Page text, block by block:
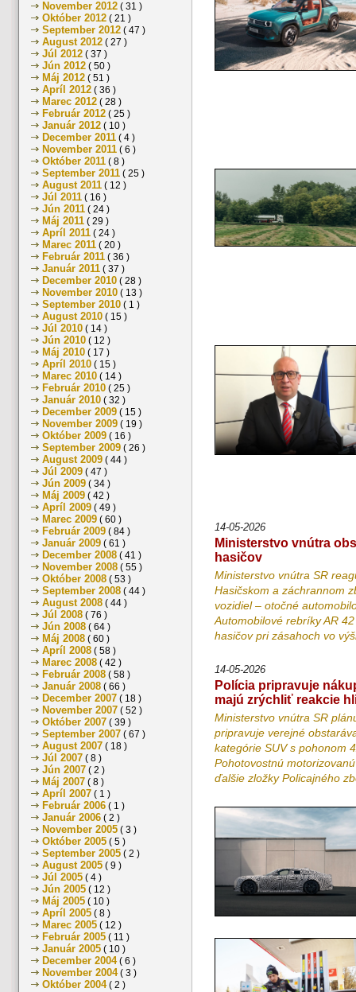
November 2012 ( 31 )
Október 2012 ( 21 )
September 2012 ( 47 )
August 2012 ( 27 )
Júl 2012 ( 37 )
Jún 2012 ( 50 )
Máj 2012 ( 51 )
Apríl 2012 ( 36 )
Marec 2012 ( 28 )
Február 2012 ( 25 )
Január 2012 ( 10 )
December 2011 ( 4 )
November 2011 ( 6 )
Október 2011 ( 8 )
September 2011 ( 25 )
August 2011 ( 12 )
Júl 2011 ( 16 )
Jún 2011 ( 24 )
Máj 2011 ( 29 )
Apríl 2011 ( 24 )
Marec 2011 ( 20 )
Február 2011 ( 36 )
Január 2011 ( 37 )
December 2010 ( 28 )
November 2010 ( 13 )
September 2010 ( 1 )
August 2010 ( 15 )
Júl 2010 ( 14 )
Jún 2010 ( 12 )
Máj 2010 ( 17 )
Apríl 2010 ( 15 )
Marec 2010 ( 14 )
Február 2010 ( 25 )
Január 2010 ( 32 )
December 2009 ( 15 )
November 2009 ( 19 )
Október 2009 ( 16 )
September 2009 ( 26 )
August 2009 ( 44 )
Júl 2009 ( 47 )
Jún 2009 ( 34 )
Máj 2009 ( 42 )
Apríl 2009 ( 49 )
Marec 2009 ( 60 )
Február 2009 ( 84 )
Január 2009 ( 61 )
December 2008 ( 41 )
November 2008 ( 55 )
Október 2008 ( 53 )
September 2008 ( 44 )
August 2008 ( 44 )
Júl 2008 ( 76 )
Jún 2008 ( 64 )
Máj 2008 ( 60 )
Apríl 2008 ( 58 )
Marec 2008 ( 42 )
Február 2008 ( 58 )
Január 2008 ( 66 )
December 2007 ( 18 )
November 2007 ( 52 )
Október 2007 ( 39 )
September 2007 ( 67 )
August 2007 ( 18 )
Júl 2007 ( 8 )
Jún 2007 ( 2 )
Máj 2007 ( 8 )
Apríl 2007 ( 1 )
Február 2006 ( 1 )
Január 2006 ( 2 )
November 2005 ( 3 )
Október 2005 ( 5 )
September 2005 ( 2 )
August 2005 ( 9 )
Júl 2005 ( 4 )
Jún 2005 ( 12 )
Máj 2005 ( 10 )
Apríl 2005 ( 8 )
Marec 2005 ( 12 )
Február 2005 ( 11 )
Január 2005 ( 10 )
December 2004( 6 )
November 2004( 3 )
Október 2004( 2 )
14-05-2026
Ministerstvo vnútra
hasičov
Ministerstvo vnútra SR
Hasičskom a záchrannom
vozidiel – otočné
Automobilové rebríky AR
hasičov pri zásahoch vo
14-05-2026
Polícia pripravuje
majú zrýchliť reakcie
Ministerstvo vnútra SR
pripravuje verejné
kategórie SUV s pohonom
Pohotovostnú
ďalšie zložky Policajného